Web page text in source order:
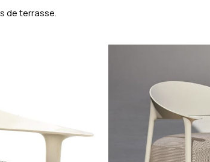
de terrasse.